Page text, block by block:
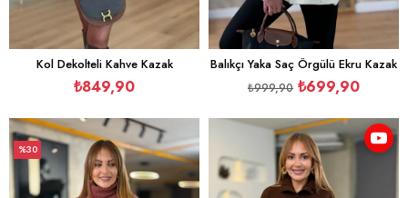
Kol Dekolteli Kahve Kazak
₺849,90
Balıkçı Yaka Saç Örgülü Ekru Kazak
₺699,90
₺999,90
%30
İndirim
%30İndirim